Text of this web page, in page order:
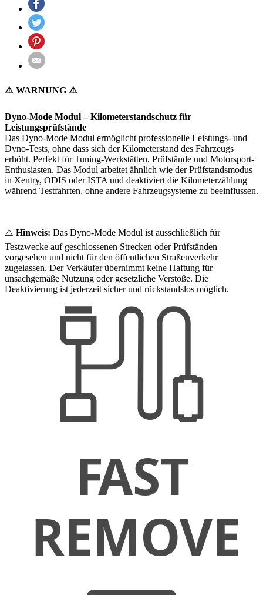
⚠️ WARNUNG ⚠️
Dyno-Mode Modul – Kilometerstandschutz für
Leistungsprüfstände
Das Dyno-Mode Modul ermöglicht professionelle Leistungs- und
Dyno-Tests, ohne dass sich der Kilometerstand des Fahrzeugs
erhöht. Perfekt für Tuning-Werkstätten, Prüfstände und Motorsport-
Enthusiasten. Das Modul arbeitet ähnlich wie der Prüfstandsmodus
in Xentry, ODIS oder ISTA und deaktiviert die Kilometerzählung
während Testfahrten, ohne andere Fahrzeugsysteme zu beeinflussen.
⚠️ Hinweis: Das Dyno-Mode Modul ist ausschließlich für
Testzwecke auf geschlossenen Strecken oder Prüfständen
vorgesehen und nicht für den öffentlichen Straßenverkehr
zugelassen. Der Verkäufer übernimmt keine Haftung für
unsachgemäße Nutzung oder gesetzliche Verstöße. Die
Deaktivierung ist jederzeit sicher und rückstandslos möglich.